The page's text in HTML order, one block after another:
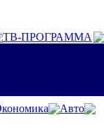
ТВ-ПРОГРАММА
Авто